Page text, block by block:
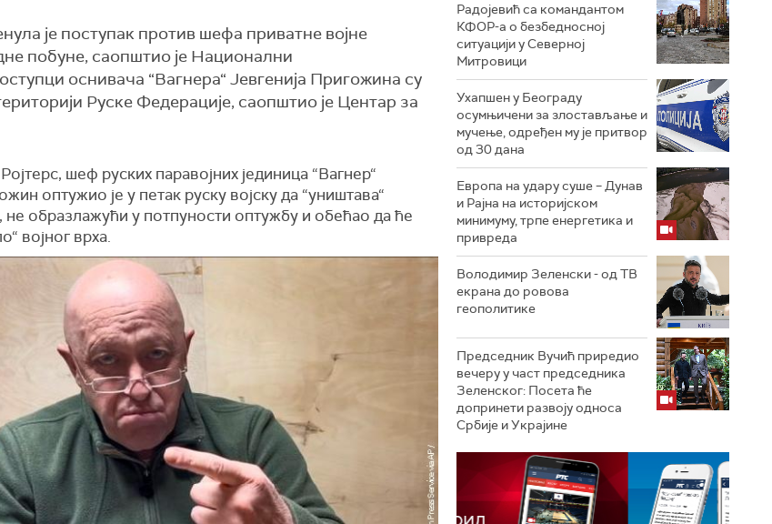
је поступак против шефа приватне војне
побуне, саопштио је Национални
оснивача “Вагнера“ Јевгенија Пригожина су
Руске Федерације, саопштио је Центар за
шеф руских паравојних јединица “Вагнер“
оптужио је у петак руску војску да “уништава“
образлажући у потпуности оптужбу и обећао да ће
војног врха.
Радојевић са командантом
КФОР-а о безбедносној
ситуацији у Северној
Митровици
Ухапшен у Београду
осумњичени за злостављање и
мучење, одређен му је притвор
од 30 дана
Европа на удару суше – Дунав
и Рајна на историјском
минимуму, трпе енергетика и
привреда
Володимир Зеленски - од ТВ
екрана до ровова
геополитике
Председник Вучић приредио
вечеру у част председника
Зеленског: Посета ће
допринети развоју односа
Србије и Украјине